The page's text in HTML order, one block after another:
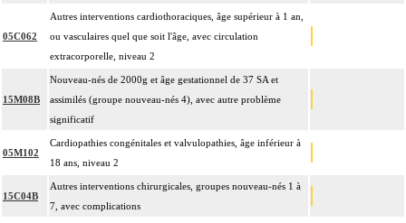
05C062
Autres interventions cardiothoraciques, âge supérieur à 1 an,
ou vasculaires quel que soit l'âge, avec circulation
extracorporelle, niveau 2
15M08B
Nouveau-nés de 2000g et âge gestationnel de 37 SA et
assimilés (groupe nouveau-nés 4), avec autre problème
significatif
05M102
Cardiopathies congénitales et valvulopathies, âge inférieur à
18 ans, niveau 2
15C04B
Autres interventions chirurgicales, groupes nouveau-nés 1 à
7, avec complications